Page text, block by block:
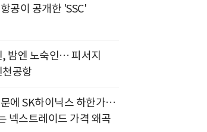
공이 공개한 'SSC'
, 밤엔 노숙인… 피서지
공항
에 SK하이닉스 하한가…
넥스트레이드 가격 왜곡